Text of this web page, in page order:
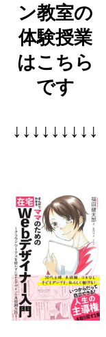
ン教室の
体験授業
はこちら
です
↓↓↓↓↓↓↓↓↓